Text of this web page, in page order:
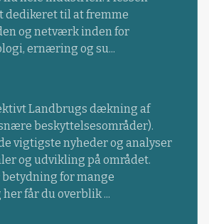
dedikeret til at fremme
og netværk inden for
ernæring og su...
Landbrugs dækning af
beskyttelsesområder).
vigtigste nyheder og analyser
og udvikling på området.
betydning for mange
får du overblik ...